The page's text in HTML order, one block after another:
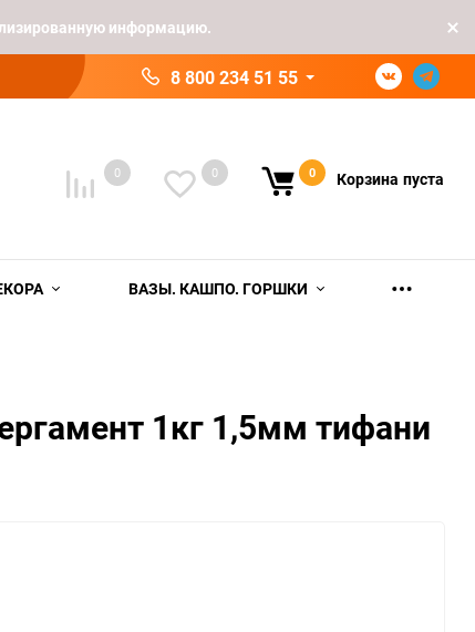
информацию.
8 800 234 51 55
0 0 0 Корзина пуста
ВАЗЫ. КАШПО. ГОРШКИ
1кг 1,5мм тифани